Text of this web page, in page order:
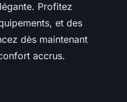
Profitez
et des
dès maintenant
accrus.